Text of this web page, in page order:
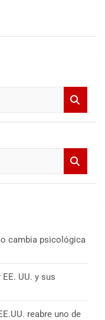
cambia psicológica
UU. y sus
reabre uno de